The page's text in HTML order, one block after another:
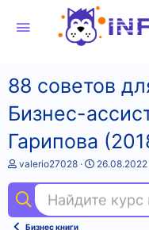
88 советов
Бизнес-
Гарипова
А
т
о
т
valerio27028
Д
а
н
26.08.2022
Бизнес книги